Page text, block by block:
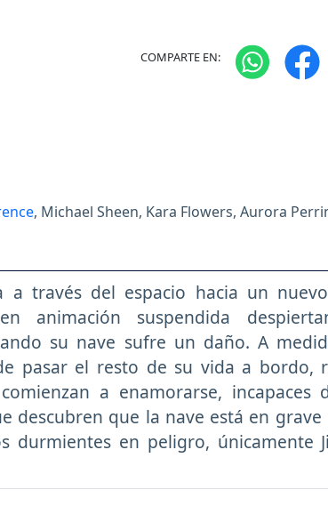
COMPARTE EN:
, Michael Sheen, Kara Flowers, Aurora
través del espacio hacia un
animación suspendida
su nave sufre un daño. A
pasar el resto de su vida a bordo,
a enamorarse, incapaces
descubren que la nave está en
durmientes en peligro, únicamente